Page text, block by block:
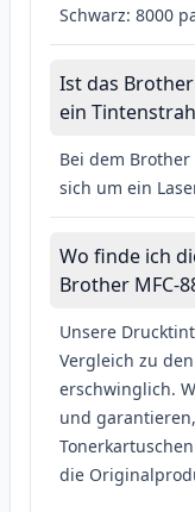
Schwarz: 8000
Ist das
ein
Bei dem Brother
sich um ein
Wo finde ich
Brother MFC-
Unsere
Vergleich zu
erschwinglich.
und
die